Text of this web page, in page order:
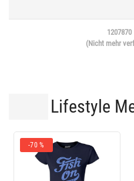
1207870
(Nicht mehr
Lifestyle